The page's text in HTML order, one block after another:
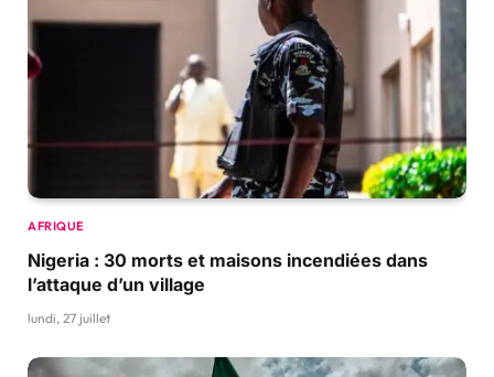
AFRIQUE
Nigeria : 30 morts et maisons incendiées dans
l’attaque d’un village
lundi, 27 juillet